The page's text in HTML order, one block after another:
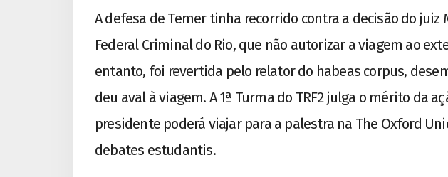
A defesa de Temer tinha recorrido contra a decisão do juiz
Federal Criminal do Rio, que não autorizar a viagem ao
entanto, foi revertida pelo relator do habeas corpus,
deu aval à viagem. A 1ª Turma do TRF2 julga o mérito da
presidente poderá viajar para a palestra na The Oxford
debates estudantis.